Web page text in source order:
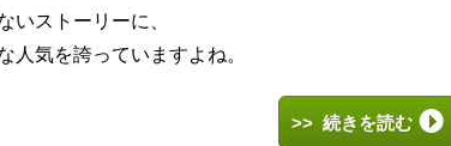
いストーリーに、
人気を誇っていますよね。
>> 続きを読む